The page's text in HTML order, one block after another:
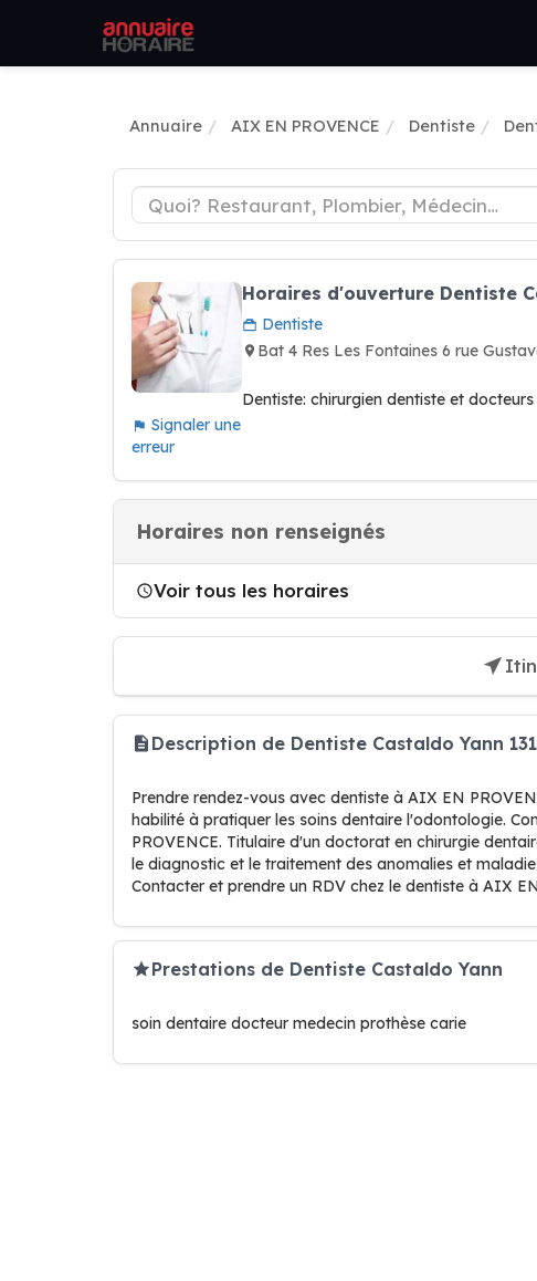
Annuaire AIX EN PROVENCE Dentiste
Signaler une
erreur
Horaires d'ouverture Dentiste
Dentiste
Bat 4 Res Les Fontaines 6 rue
Dentiste: chirurgien dentiste et
Horaires non renseignés
Voir tous les horaires
Description de Dentiste Castaldo Yann
Prendre rendez-vous avec dentiste à AIX EN
habilité à pratiquer les soins dentaire l'odontologie.
PROVENCE. Titulaire d'un doctorat en chirurgie
le diagnostic et le traitement des anomalies et
Contacter et prendre un RDV chez le dentiste à AIX
Prestations de Dentiste Castaldo Yann
soin dentaire docteur medecin prothèse carie